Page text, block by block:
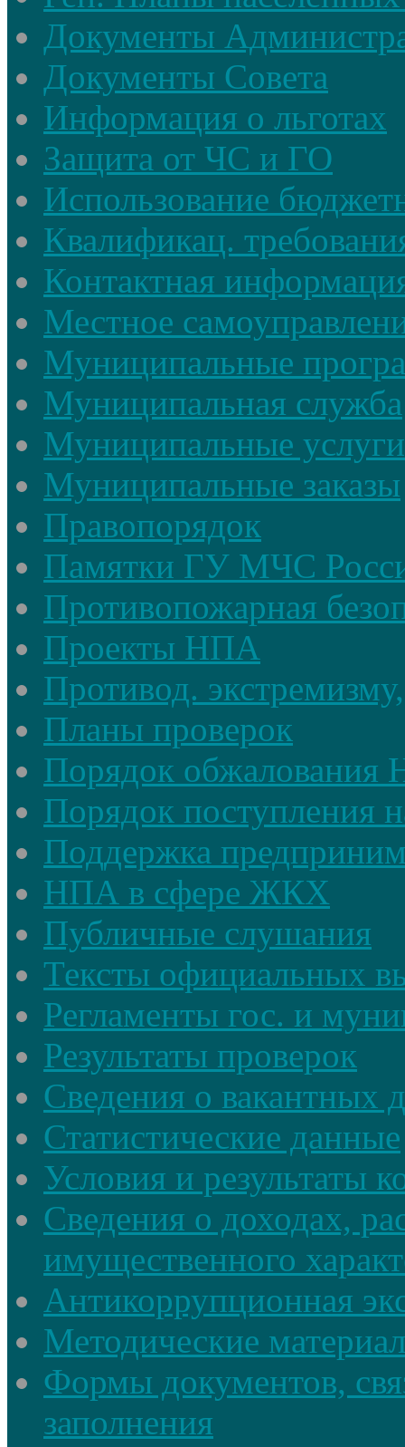
Документы
Документы Совета
Информация о льготах
Защита от ЧС и ГО
Использование
Квалификац.
Контактная
Местное
Муниципальные
Муниципальная служба
Муниципальные услуги
Муниципальные заказы
Правопорядок
Памятки ГУ МЧС
Противопожарная
Проекты НПА
Противод.
Планы проверок
Порядок
Порядок поступления
Поддержка
НПА в сфере ЖКХ
Публичные слушания
Тексты официальных
Регламенты гос. и
Результаты проверок
Сведения о вакантных
Статистические данные
Условия и результаты
Сведения о доходах,
имущественного
Антикоррупционная
Методические
Формы документов,
заполнения